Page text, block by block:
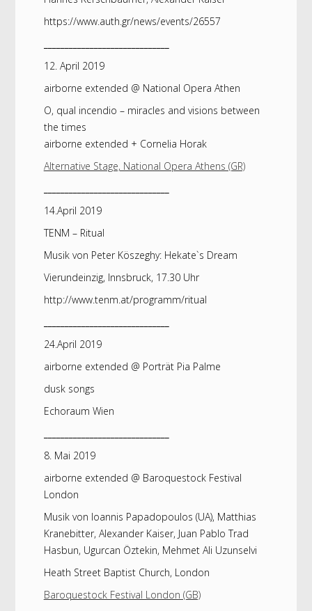
https://www.auth.gr/news/events/26557
12. April 2019
airborne extended @ National Opera Athen
O, qual incendio – miracles and visions between
the times
airborne extended + Cornelia Horak
Alternative Stage, National Opera Athens (GR)
14.April 2019
TENM – Ritual
Musik von Peter Köszeghy: Hekate`s Dream
Vierundeinzig, Innsbruck, 17.30 Uhr
http://www.tenm.at/programm/ritual
24.April 2019
airborne extended @ Porträt Pia Palme
dusk songs
Echoraum Wien
8. Mai 2019
airborne extended @ Baroquestock Festival
London
Musik von Ioannis Papadopoulos (UA), Matthias
Kranebitter, Alexander Kaiser, Juan Pablo Trad
Hasbun, Ugurcan Öztekin, Mehmet Ali Uzunselvi
Heath Street Baptist Church, London
Baroquestock Festival London (GB)